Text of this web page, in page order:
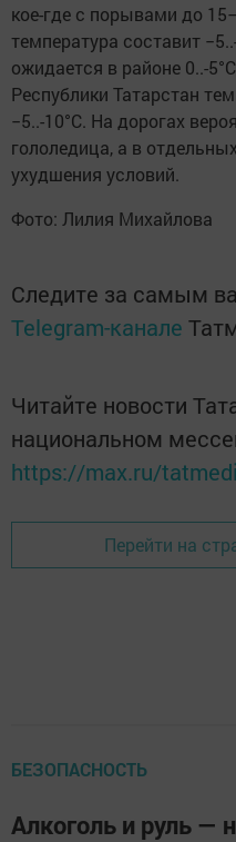
кое-где с порывами до
температура составит
ожидается в районе 0..-
Республики Татарстан
−5..-10°C. На дорогах
гололедица, а в
ухудшения условий.
Фото: Лилия Михайлова
Следите за самым
Telegram-канале
Читайте новости
национальном
https://max.ru/
Перейти на
БЕЗОПАСНОСТЬ
Алкоголь и руль —